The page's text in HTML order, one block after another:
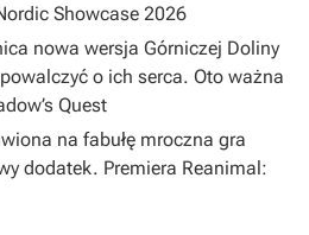
Showcase 2026
nowa wersja Górniczej Doliny
o ich serca. Oto ważna
Quest
na fabułę mroczna gra
dodatek. Premiera Reanimal: